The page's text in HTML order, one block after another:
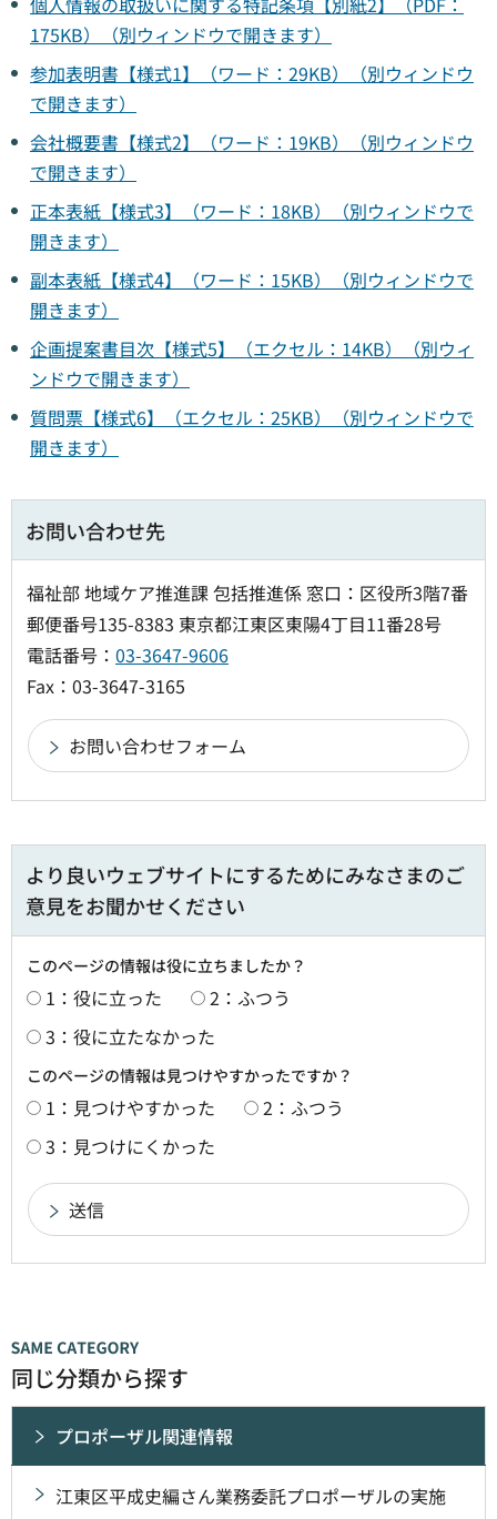
175KB）（別ウィンドウで開きます）
参加表明書【様式1】（ワード：29KB）（別ウィンドウ
で開きます）
会社概要書【様式2】（ワード：19KB）（別ウィンドウ
で開きます）
正本表紙【様式3】（ワード：18KB）（別ウィンドウで
開きます）
副本表紙【様式4】（ワード：15KB）（別ウィンドウで
開きます）
企画提案書目次【様式5】（エクセル：14KB）（別ウィ
ンドウで開きます）
質問票【様式6】（エクセル：25KB）（別ウィンドウで
開きます）
お問い合わせ先
福祉部 地域ケア推進課 包括推進係 窓口：区役所3階7番
郵便番号135-8383 東京都江東区東陽4丁目11番28号
電話番号： 03-3647-9606
Fax：03-3647-3165
より良いウェブサイトにするためにみなさまのご
意見をお聞かせください
このページの情報は役に立ちましたか？
1：役に立った
2：ふつう
3：役に立たなかった
このページの情報は見つけやすかったですか？
1：見つけやすかった
2：ふつう
3：見つけにくかった
同じ分類から探す
プロポーザル関連情報
江東区平成史編さん業務委託プロポーザルの実施